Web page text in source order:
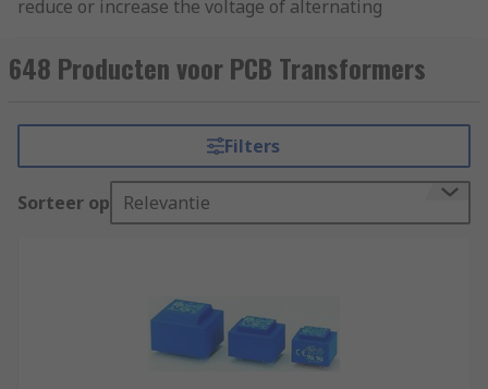
reduce or increase the voltage of alternating
circuit board) transformers are designed to work
with printed circuit boards, which offer a compact
The PCB transformer sits above the surface of
the board, where it controls the voltage or
PCB transformers are used mainly in
manufacturing processes where current
648 Producten voor PCB Transformers
Filters
Sorteer op Relevantie